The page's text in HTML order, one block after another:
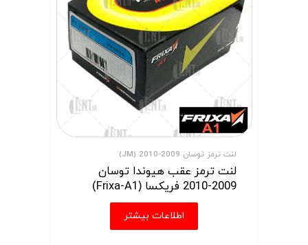
لنت ترمز توسان 2009-2010 (JM)
لنت ترمز عقب هیوندا توسان
2009-2010 فریکسا (Frixa-A1)
اطلاعات بیشتر